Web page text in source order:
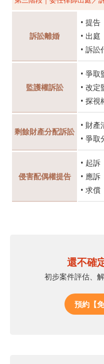
訴訟離婚
• 提告
• 出庭
• 訴訟
監護權訴訟
• 爭取
• 改定
• 探視
剩餘財產分配訴訟
• 財產
• 爭取
侵害配偶權提告
• 起訴
• 應訴
• 求償
還不確
初步案件評估、
預約【